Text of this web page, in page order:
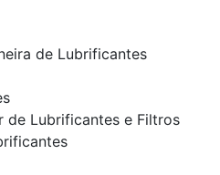
de Lubrificantes
de Lubrificantes e Filtros